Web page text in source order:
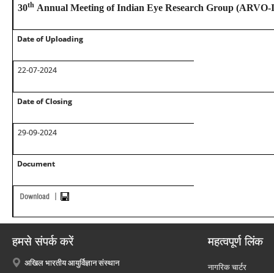
30th Annual Meeting of Indian Eye Research Group
Date of Uploading
22-07-2024
Date of Closing
29-09-2024
Document
हमसे संपर्क करें
अखिल भारतीय आयुर्विज्ञान संस्थान
महत्वपूर्ण लिंक
नागरिक चार्टर